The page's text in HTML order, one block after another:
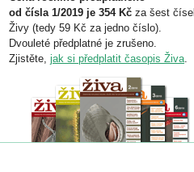
od čísla 1/2019 je 354 Kč za šest čísel
Živy (tedy 59 Kč za jedno číslo).
Dvouleté předplatné je zrušeno.
Zjistěte, jak si předplatit časopis Živa.